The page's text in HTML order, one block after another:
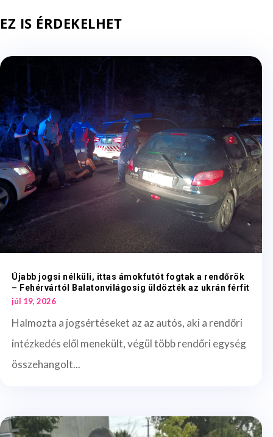
EZ IS ÉRDEKELHET
Újabb jogsi nélküli, ittas ámokfutót fogtak a rendőrök
– Fehérvártól Balatonvilágosig üldözték az ukrán férfit
júl 19, 2026
Halmozta a jogsértéseket az az autós, aki a rendőri
intézkedés elől menekült, végül több rendőri egység
összehangolt...